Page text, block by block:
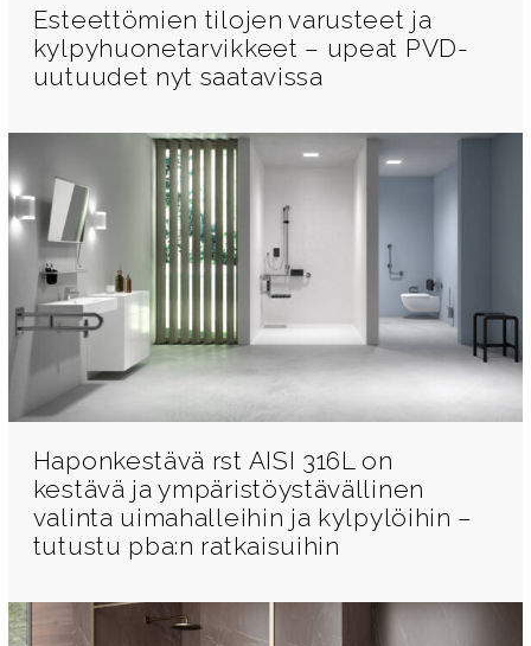
Esteettömien tilojen varusteet ja
kylpyhuonetarvikkeet – upeat PVD-
uutuudet nyt saatavissa
Haponkestävä rst AISI 316L on
kestävä ja ympäristöystävällinen
valinta uimahalleihin ja kylpylöihin –
tutustu pba:n ratkaisuihin